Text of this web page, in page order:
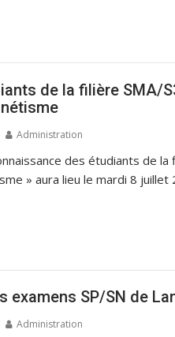
de la filière SMA/
Administration
des étudiants de la
» aura lieu le mardi 8
examens SP/SN de
Administration